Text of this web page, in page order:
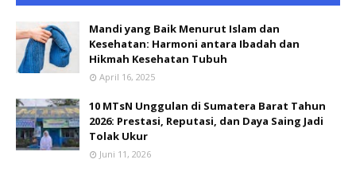
Mandi yang Baik Menurut Islam dan
Kesehatan: Harmoni antara Ibadah dan
Hikmah Kesehatan Tubuh
April 16, 2025
10 MTsN Unggulan di Sumatera Barat Tahun
2026: Prestasi, Reputasi, dan Daya Saing Jadi
Tolak Ukur
Juni 11, 2026